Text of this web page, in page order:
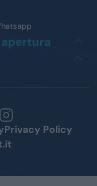
Privacy Policy